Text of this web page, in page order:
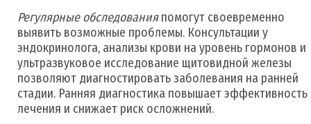
Регулярные обследованияпомогут своевременно
выявить возможные проблемы. Консультации у
эндокринолога, анализы крови на уровень гормонов и
ультразвуковое исследование щитовидной железы
позволяют диагностировать заболевания на ранней
стадии. Ранняя диагностика повышает эффективность
лечения и снижает риск осложнений.